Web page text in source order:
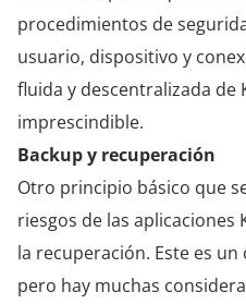
procedimientos de
usuario, dispositivo y
fluida y descentralizada de
imprescindible.
Backup y recuperación
Otro principio básico que
riesgos de las aplicaciones
la recuperación. Este es
pero hay muchas